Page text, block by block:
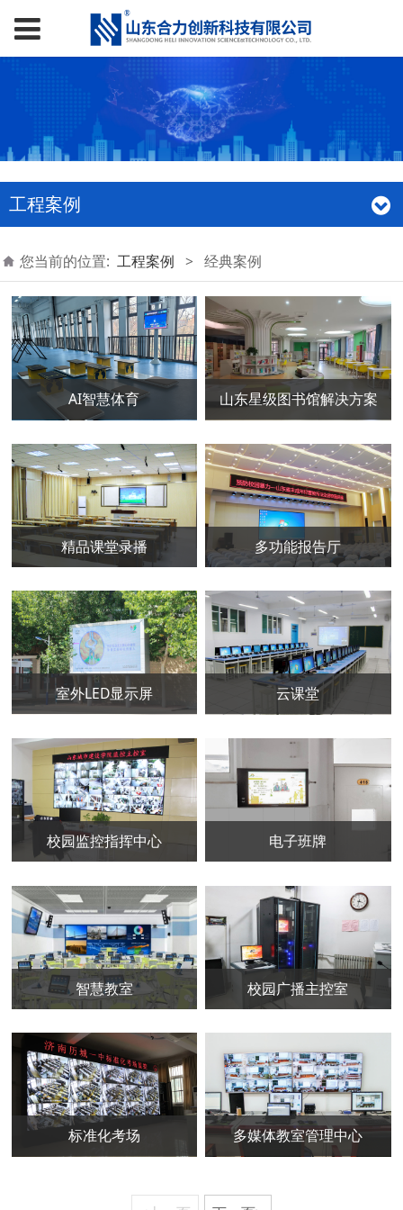
工程案例
您当前的位置: 工程案例 > 经典案例
AI智慧体育 山东星级图书馆解决方案
精品课堂录播 多功能报告厅
室外LED显示屏 云课堂
校园监控指挥中心 电子班牌
智慧教室 校园广播主控室
标准化考场 多媒体教室管理中心